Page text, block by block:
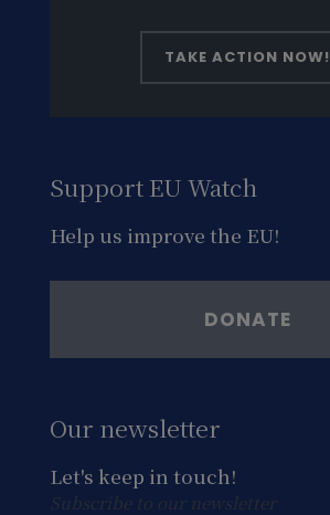
TAKE ACTION NOW!
Support EU Watch
Help us improve the EU!
DONATE
Our newsletter
Let's keep in touch!
Subscribe to our newsletter